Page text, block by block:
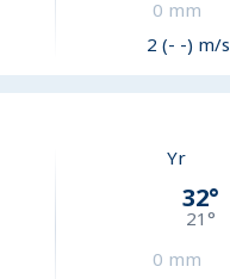
0 mm
2 (- -) m/s
Yr
32°
21 °
0 mm